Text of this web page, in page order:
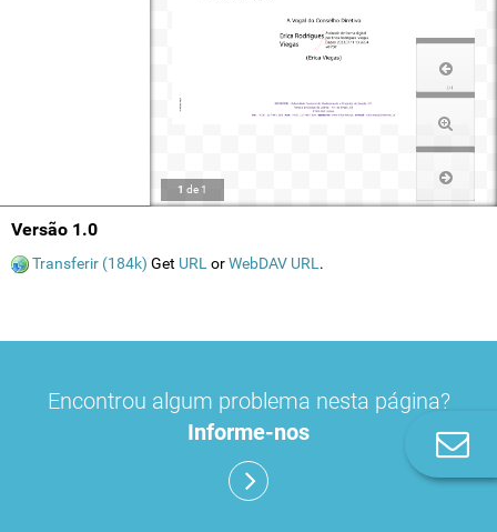
1 de 1
Versão 1.0
Transferir (184k) Get URL orWebDAV URL .
Encontrou algum problema nesta página?
Informe-nos